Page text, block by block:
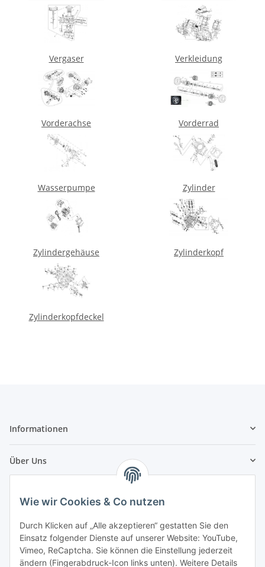
Vergaser Verkleidung
Vorderachse Vorderrad
Wasserpumpe Zylinder
Zylindergehäuse Zylinderkopf
Zylinderkopfdeckel
Informationen
Über Uns
Wie wir Cookies & Co nutzen
Durch Klicken auf „Alle akzeptieren“ gestatten Sie den
Einsatz folgender Dienste auf unserer Website: YouTube,
Vimeo, ReCaptcha. Sie können die Einstellung jederzeit
ändern (Fingerabdruck-Icon links unten). Weitere Details